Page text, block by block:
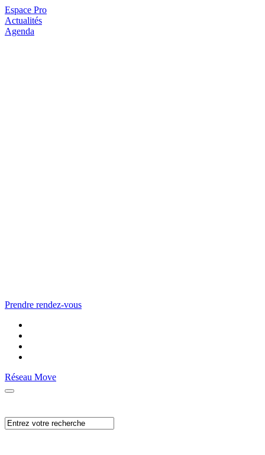
Espace Pro
Actualités
Agenda
Prendre rendez-vous
Réseau Move